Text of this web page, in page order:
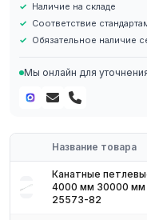
металлопроката и
В нашем каталоге
петлевые стропы
сертификаты качества.
Наличие на складе в
Обязательное
Доставка по региону
Для получения
с нашими
поставки и доставки.
Наличие на складе
Соответствие
Обязательное наличие
Мы онлайн для
Название товара
Канатные
4000 мм 30000
25573-82